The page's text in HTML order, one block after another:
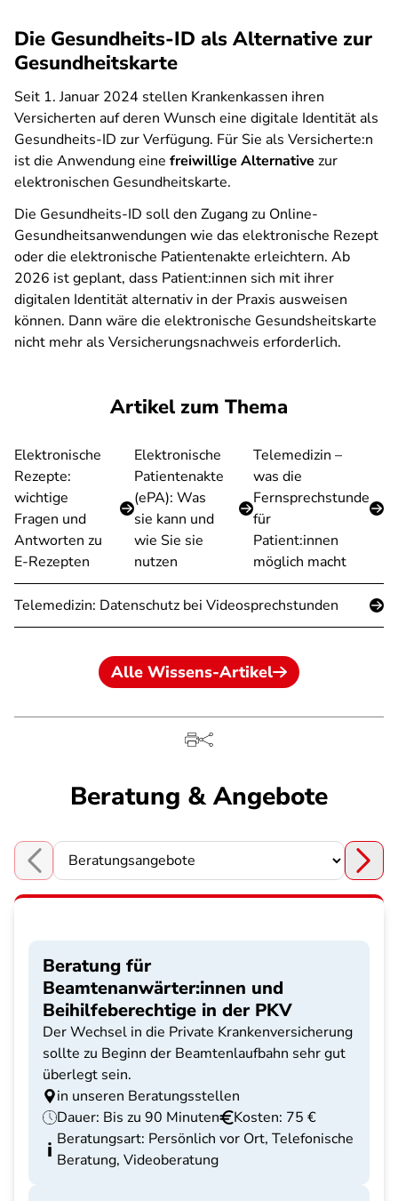
Die Gesundheits-ID als Alternative zur
Gesundheitskarte
Seit 1. Januar 2024 stellen Krankenkassen ihren
Versicherten auf deren Wunsch eine digitale Identität als
Gesundheits-ID zur Verfügung. Für Sie als Versicherte:n
ist die Anwendung eine freiwillige Alternative zur
elektronischen Gesundheitskarte.
Die Gesundheits-ID soll den Zugang zu Online-
Gesundheitsanwendungen wie das elektronische Rezept
oder die elektronische Patientenakte erleichtern. Ab
2026 ist geplant, dass Patient:innen sich mit ihrer
digitalen Identität alternativ in der Praxis ausweisen
können. Dann wäre die elektronische Gesundsheitskarte
nicht mehr als Versicherungsnachweis erforderlich.
Artikel zum Thema
Elektronische
Rezepte:
wichtige
Fragen und
Antworten zu
E-Rezepten
Elektronische
Patientenakte
(ePA): Was
sie kann und
wie Sie sie
nutzen
Telemedizin –
was die
Fernsprechstunde
für
Patient:innen
möglich macht
Telemedizin: Datenschutz bei Videosprechstunden
Alle Wissens-Artikel
Beratung & Angebote
Choose a section
Beratung für
Beamtenanwärter:innen und
Beihilfeberechtige in der PKV
Der Wechsel in die Private Krankenversicherung
sollte zu Beginn der Beamtenlaufbahn sehr gut
überlegt sein.
in unseren Beratungsstellen
Dauer: Bis zu 90 Minuten
Kosten: 75 €
Beratungsart: Persönlich vor Ort, Telefonische
Beratung, Videoberatung